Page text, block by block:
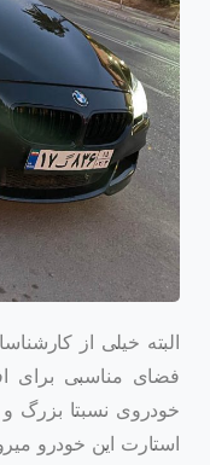
البته خیلی از
فضای مناسبی برای
خودروی نسبتا بزرگ
استارت این خودرو